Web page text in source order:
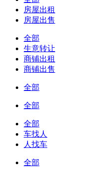
房屋出租
房屋出售
全部
生意转让
商铺出租
商铺出售
全部
全部
全部
车找人
人找车
全部